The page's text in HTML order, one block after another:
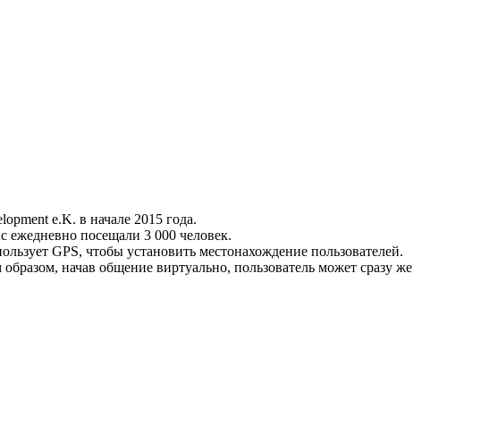
e.K. в начале 2015 года.
ежедневно посещали 3 000 человек.
GPS, чтобы установить местонахождение пользователей.
начав общение виртуально, пользователь может сразу же